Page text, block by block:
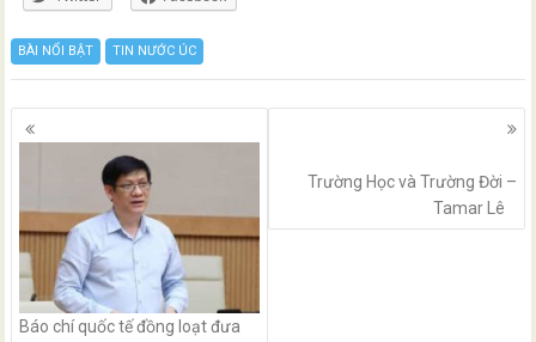
BÀI NỔI BẬT TIN NƯỚC ÚC
Posts
navigation
Báo chí quốc tế đồng loạt đưa
Trường Học và Trường Đời –
Tamar Lê